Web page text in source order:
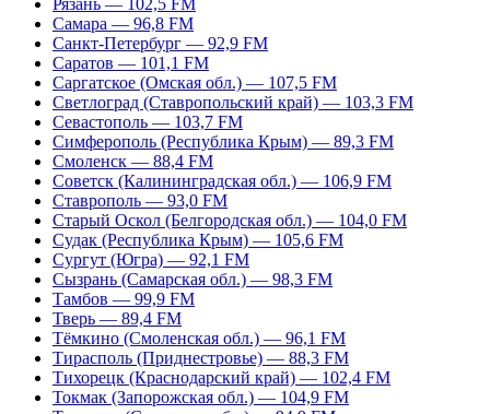
Рязань — 102,5 FM
Самара — 96,8 FM
Санкт-Петербург — 92,9 FM
Саратов — 101,1 FM
Саргатское (Омская обл.) — 107,5 FM
Светлоград (Ставропольский край) — 103,3 FM
Севастополь — 103,7 FM
Симферополь (Республика Крым) — 89,3 FM
Смоленск — 88,4 FM
Советск (Калининградская обл.) — 106,9 FM
Ставрополь — 93,0 FM
Старый Оскол (Белгородская обл.) — 104,0 FM
Судак (Республика Крым) — 105,6 FM
Сургут (Югра) — 92,1 FM
Сызрань (Самарская обл.) — 98,3 FM
Тамбов — 99,9 FM
Тверь — 89,4 FM
Тёмкино (Смоленская обл.) — 96,1 FM
Тирасполь (Приднестровье) — 88,3 FM
Тихорецк (Краснодарский край) — 102,4 FM
Токмак (Запорожская обл.) — 104,9 FM